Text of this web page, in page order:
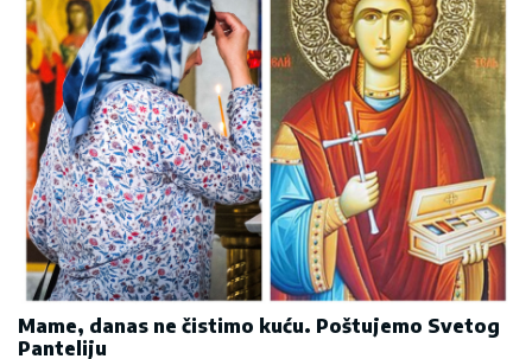
Mame, danas ne čistimo kuću. Poštujemo Svetog
Panteliju